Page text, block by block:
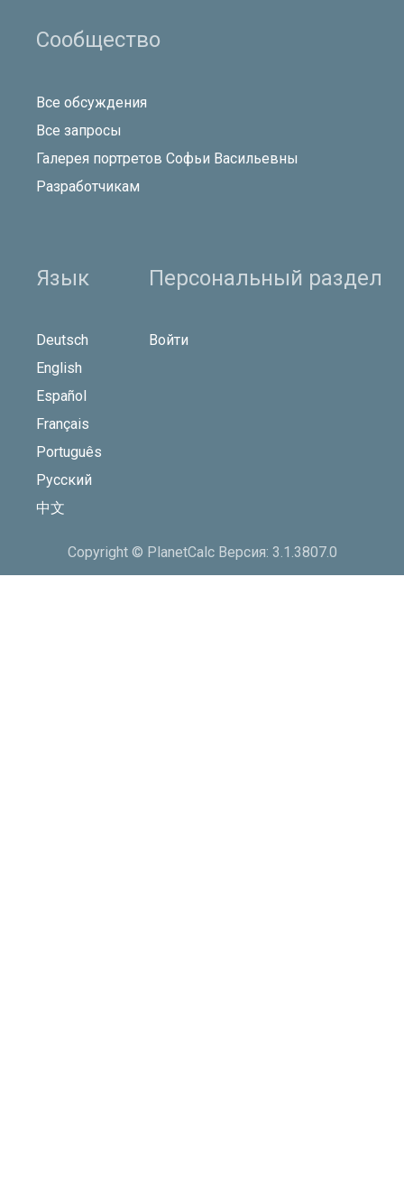
Сообщество
Все обсуждения
Все запросы
Галерея портретов Софьи Васильевны
Разработчикам
Язык
Deutsch
English
Español
Français
Português
Русский
中文
Персональный раздел
Войти
Copyright © PlanetCalc Версия: 3.1.3807.0